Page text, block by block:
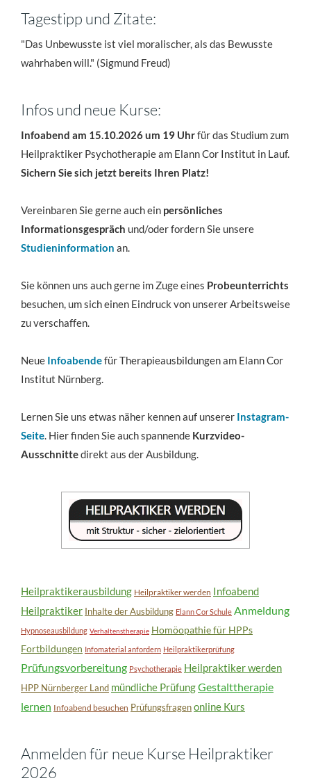
Tagestipp und Zitate:
"Das Unbewusste ist viel moralischer, als das Bewusste
wahrhaben will." (Sigmund Freud)
Infos und neue Kurse:
Infoabend am 15.10.2026 um 19 Uhrfür das Studium zum
Heilpraktiker Psychotherapie am Elann Cor Institut in Lauf.
Sichern Sie sich jetzt bereits Ihren Platz!
Vereinbaren Sie gerne auch ein persönliches
Informationsgespräch und/oder fordern Sie unsere
Studieninformation an.
Sie können uns auch gerne im Zuge eines Probeunterrichts
besuchen, um sich einen Eindruck von unserer Arbeitsweise
zu verschaffen.
Neue Infoabendefür Therapieausbildungen am Elann Cor
Institut Nürnberg.
Lernen Sie uns etwas näher kennen auf unserer Instagram-
Seite. Hier finden Sie auch spannende Kurzvideo-
Ausschnittedirekt aus der Ausbildung.
Heilpraktikerausbildung Heilpraktiker werden Infoabend
Heilpraktiker Inhalte der Ausbildung Elann Cor Schule Anmeldung
Hypnoseausbildung Verhaltenstherapie Homöopathie für HPPs
Fortbildungen Infomaterial anfordern Heilpraktikerprüfung
Prüfungsvorbereitung Psychotherapie Heilpraktiker werden
HPP Nürnberger Land mündliche PrüfungGestalttherapie
lernen Infoabend besuchen Prüfungsfragenonline Kurs
Anmelden für neue Kurse Heilpraktiker
2026